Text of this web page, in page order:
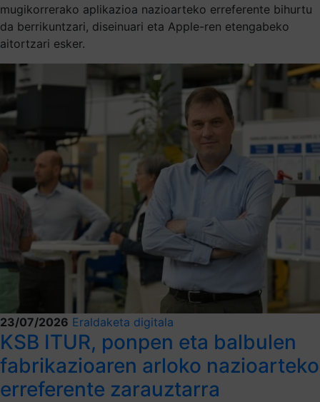
mugikorrerako aplikazioa nazioarteko erreferente bihurtu
da berrikuntzari, diseinuari eta Apple-ren etengabeko
aitortzari esker.
23/07/2026 Eraldaketa digitala
KSB ITUR, ponpen eta balbulen
fabrikazioaren arloko nazioarteko
erreferente zarauztarra